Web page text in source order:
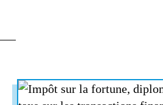
DURABLE
MOBILISATION